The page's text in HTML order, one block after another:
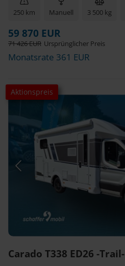
250 km Manuell 3 500 kg
59 870 EUR
71 426 EUR Ursprünglicher Preis
Monatsrate 361 EUR
Aktionspreis
Carado T338 ED26 -Trail-